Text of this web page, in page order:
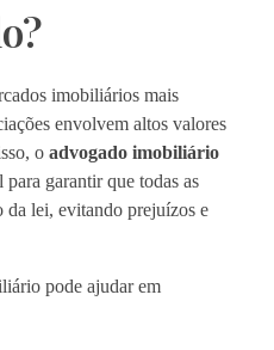
imobiliários mais
envolvem altos valores
o advogado imobiliário
garantir que todas as
da lei, evitando prejuízos e
pode ajudar em